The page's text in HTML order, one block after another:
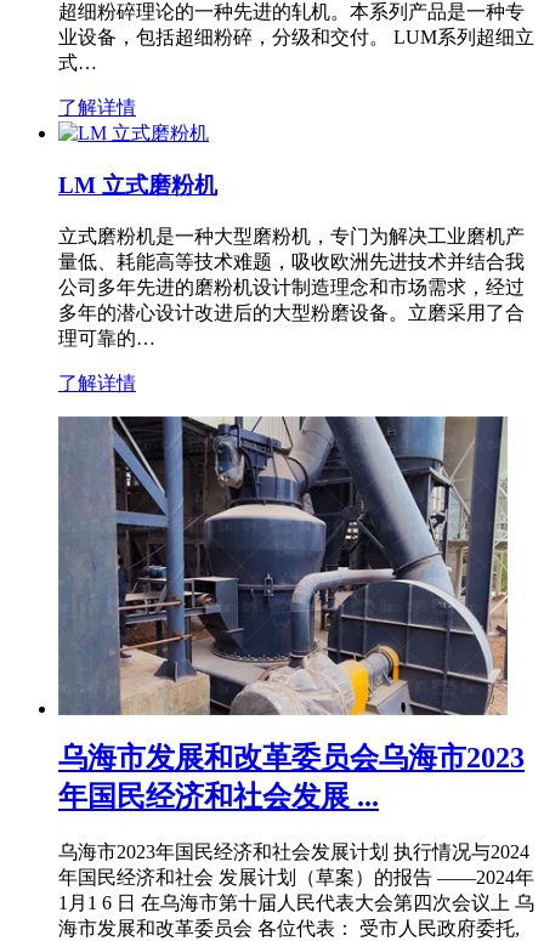
超细粉碎理论的一种先进的轧机。本系列产品是一种专
业设备，包括超细粉碎，分级和交付。 LUM系列超细立
式…
了解详情
LM 立式磨粉机
立式磨粉机是一种大型磨粉机，专门为解决工业磨机产
量低、耗能高等技术难题，吸收欧洲先进技术并结合我
公司多年先进的磨粉机设计制造理念和市场需求，经过
多年的潜心设计改进后的大型粉磨设备。立磨采用了合
理可靠的…
了解详情
乌海市发展和改革委员会乌海市2023
年国民经济和社会发展 ...
乌海市2023年国民经济和社会发展计划 执行情况与2024
年国民经济和社会 发展计划（草案）的报告 ——2024年
1月1 6 日 在乌海市第十届人民代表大会第四次会议上 乌
海市发展和改革委员会 各位代表： 受市人民政府委托,